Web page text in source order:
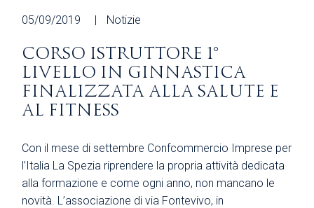
05/09/2019 Notizie
CORSO ISTRUTTORE 1°
LIVELLO IN GINNASTICA
FINALIZZATA ALLA SALUTE E
AL FITNESS
Con il mese di settembre Confcommercio Imprese per
l’Italia La Spezia riprendere la propria attività dedicata
alla formazione e come ogni anno, non mancano le
novità. L’associazione di via Fontevivo, in